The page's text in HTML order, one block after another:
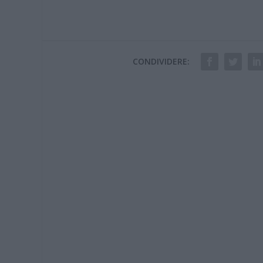
CONDIVIDERE: